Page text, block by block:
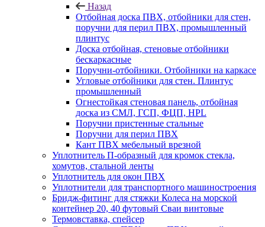
Назад
Отбойная доска ПВХ, отбойники для стен,
поручни для перил ПВХ, промышленный
плинтус
Доска отбойная, стеновые отбойники
бескаркасные
Поручни-отбойники. Отбойники на каркасе
Угловые отбойники для стен. Плинтус
промышленный
Огнестойкая стеновая панель, отбойная
доска из СМЛ, ГСП, ФЦП, HPL
Поручни пристенные стальные
Поручни для перил ПВХ
Кант ПВХ мебельный врезной
Уплотнитель П-образный для кромок стекла,
хомутов, стальной ленты
Уплотнитель для окон ПВХ
Уплотнители для транспортного машиностроения
Бридж-фитинг для стяжки Колеса на морской
контейнер 20, 40 футовый Сваи винтовые
Термовставка, спейсер